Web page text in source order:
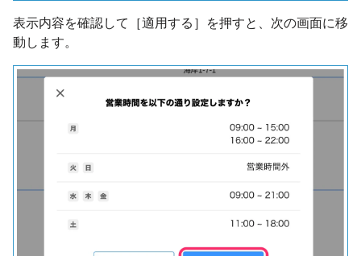
表示内容を確認して［適用する］を押すと、次の画面に移
動します。